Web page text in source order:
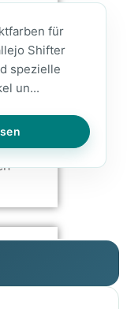
für
Shifter
spezielle
un...